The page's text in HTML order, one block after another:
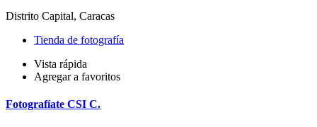
Distrito Capital, Caracas
Tienda de fotografía
Vista rápida
Agregar a favoritos
Fotografíate CSI C.